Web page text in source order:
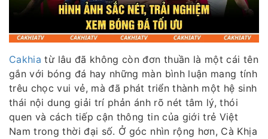
Cakhia từ lâu đã không còn đơn thuần là một cái tên
gắn với bóng đá hay những màn bình luận mang tính
trêu chọc vui vẻ, mà đã phát triển thành một hệ sinh
thái nội dung giải trí phản ánh rõ nét tâm lý, thói
quen và cách tiếp cận thông tin của giới trẻ Việt
Nam trong thời đại số. Ở góc nhìn rộng hơn, Cà Khịa